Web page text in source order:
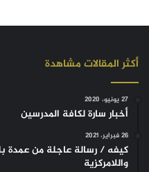
أكثر المقالات مشاهدة
27 يونيو، 2020
أخبار سارة لكافة المدرسين
26 فبراير، 2021
كيفه / رسالة عاجلة من عمدة
واللامركزية